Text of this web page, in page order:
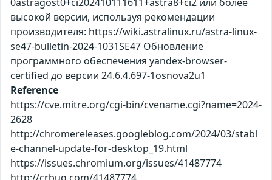
высокой версии, используя рекомендации
производителя: https://wiki.astralinux.ru/astra-linux-
se47-bulletin-2024-1031SE47 Обновление
программного обеспечения yandex-browser-
certified до версии 24.6.4.697-1osnova2u1
Reference
https://cve.mitre.org/cgi-bin/cvename.cgi?name=2024-
2628
http://chromereleases.googleblog.com/2024/03/stabl
e-channel-update-for-desktop_19.html
https://issues.chromium.org/issues/41487774